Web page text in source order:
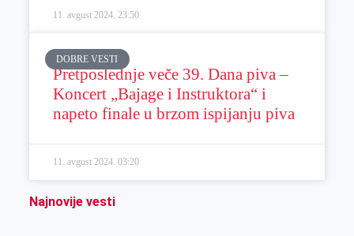
11. avgust 2024. 23:50
DOBRE VESTI
Pretposlednje veče 39. Dana piva –
Koncert „Bajage i Instruktora“ i
napeto finale u brzom ispijanju piva
11. avgust 2024. 03:20
Najnovije vesti